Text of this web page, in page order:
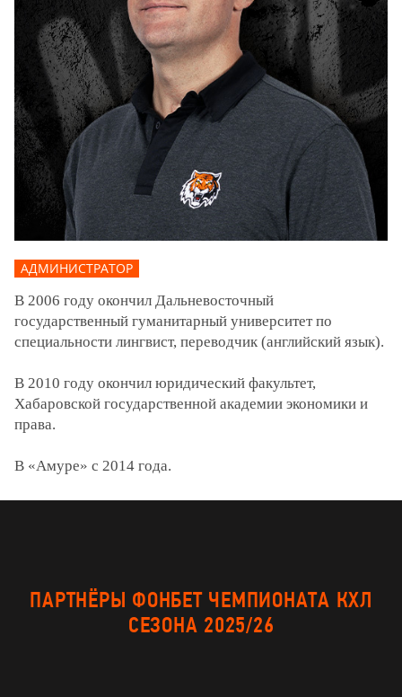
АДМИНИСТРАТОР
В 2006 году окончил Дальневосточный
государственный гуманитарный университет по
специальности лингвист, переводчик (английский язык).
В 2010 году окончил юридический факультет,
Хабаровской государственной академии экономики и
права.
В «Амуре» с 2014 года.
ПАРТНЁРЫ ФОНБЕТ ЧЕМПИОНАТА КХЛ
СЕЗОНА 2025/26